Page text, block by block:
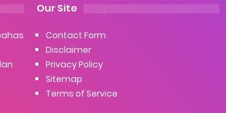
Our Site
Contact Form
Disclaimer
Privacy Policy
Sitemap
Terms of Service